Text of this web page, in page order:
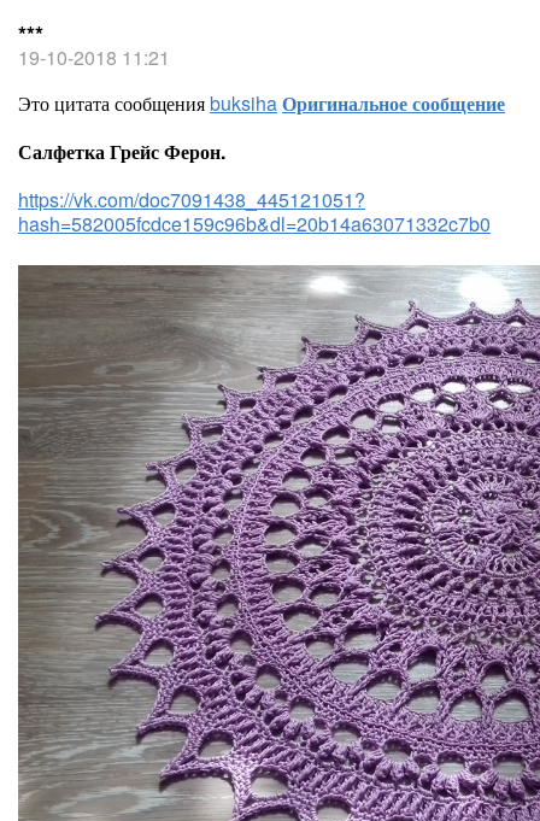
***
19-10-2018 11:21
Это цитата сообщенияbuksihaОригинальное сообщение
Салфетка Грейс Ферон.
https://vk.com/doc7091438_445121051?
hash=582005fcdce159c96b&dl=20b14a63071332c7b0